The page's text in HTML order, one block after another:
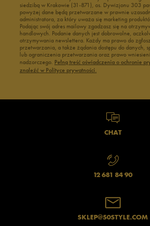
siedzibą w Krakowie (31-871), os. Dywizjonu 303
powyżej dane będą przetwarzane w prawnie
administratora, za który uważa się marketing
Podając swój adres mailowy zgadzasz się na
handlowych. Podanie danych jest dobrowolne,
otrzymywania newslettera. Każdy ma prawo do
przetwarzania, a także żądania dostępu do danych,
lub ograniczenia przetwarzania oraz prawo
nadzorczego. Pełną treść oświadczenia o ochronie
znaleźć w Polityce prywatności.
CHAT
12 681 84 90
SKLEP@50STYLE.COM